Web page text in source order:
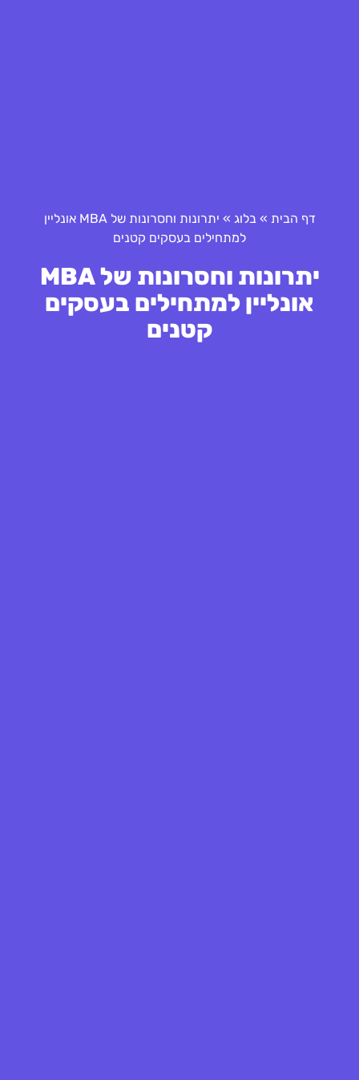
דף הבית » בלוג »
יתרונות וחסרונות של MBA אונליין
למתחילים בעסקים קטנים
יתרונות וחסרונות של MBA
אונליין למתחילים בעסקים
קטנים